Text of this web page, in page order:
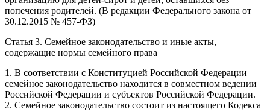
попечения родителей. (В редакции Федерального закона от
30.12.2015 № 457-ФЗ)
Статья 3. Семейное законодательство и иные акты,
содержащие нормы семейного права
1. В соответствии с Конституцией Российской Федерации
семейное законодательство находится в совместном ведении
Российской Федерации и субъектов Российской Федерации.
2. Семейное законодательство состоит из настоящего Кодекса